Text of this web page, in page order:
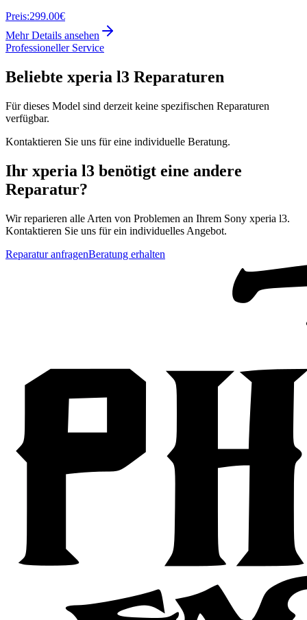
Preis:299.00€
Mehr Details ansehen
Professioneller Service
Beliebte xperia l3 Reparaturen
Für dieses Model sind derzeit keine spezifischen Reparaturen
verfügbar.
Kontaktieren Sie uns für eine individuelle Beratung.
Ihr xperia l3 benötigt eine andere
Reparatur?
Wir reparieren alle Arten von Problemen an Ihrem Sony xperia l3.
Kontaktieren Sie uns für ein individuelles Angebot.
Reparatur anfragenBeratung erhalten